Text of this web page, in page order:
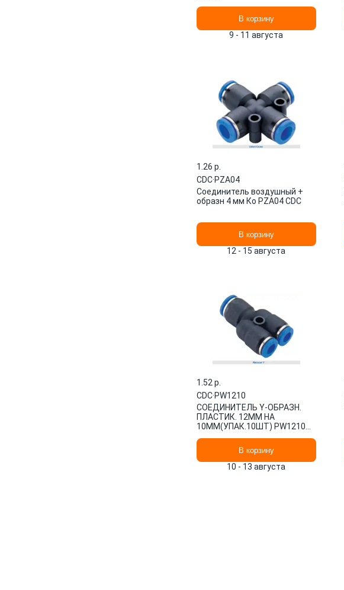
В корзину
9 - 11 августа
1.26 p.
CDC·PZA04
Соединитель воздушный +
образн 4 мм Ко PZA04 CDC
В корзину
12 - 15 августа
1.52 p.
CDC·PW1210
СОЕДИНИТЕЛЬ Y-ОБРАЗН.
ПЛАСТИК. 12ММ НА
10ММ(УПАК.10ШТ) PW1210
В корзину
10 - 13 августа